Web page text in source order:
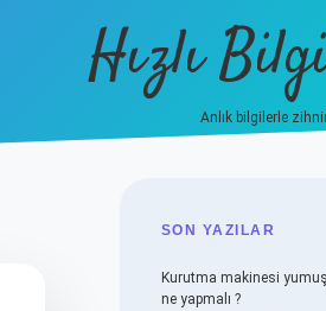
Hızlı
Anlık bilgilerle
SON YAZILAR
Kurutma makinesi
ne yapmalı ?